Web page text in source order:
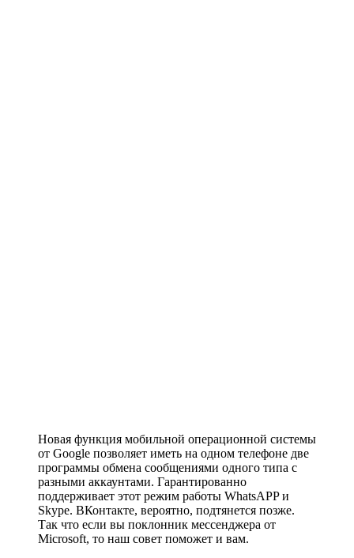
Новая функция мобильной операционной системы
от Google позволяет иметь на одном телефоне две
программы обмена сообщениями одного типа с
разными аккаунтами. Гарантированно
поддерживает этот режим работы WhatsAPP и
Skype. ВКонтакте, вероятно, подтянется позже.
Так что если вы поклонник мессенджера от
Microsoft, то наш совет поможет и вам.